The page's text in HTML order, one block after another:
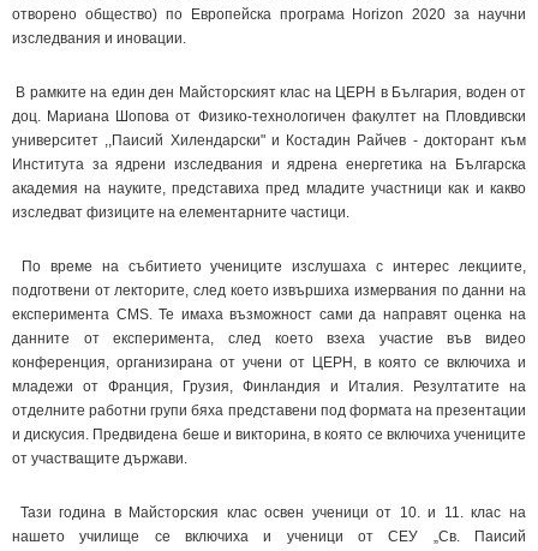
отворено общество) по Европейска програма Horizon 2020 за научни
изследвания и иновации.
В рамките на един ден Майсторският клас на ЦЕРН в България, воден от
доц. Мариана Шопова от Физико-технологичен факултет на Пловдивски
университет ,,Паисий Хилендарски" и Костадин Райчев - докторант към
Института за ядрени изследвания и ядрена енергетика на Българска
академия на науките, представиха пред младите участници как и какво
изследват физиците на елементарните частици.
По време на събитието учениците изслушаха с интерес лекциите,
подготвени от лекторите, след което извършиха измервания по данни на
експеримента CMS. Те имаха възможност сами да направят оценка на
данните от експеримента, след което взеха участие във видео
конференция, организирана от учени от ЦЕРН, в която се включиха и
младежи от Франция, Грузия, Финландия и Италия. Резултатите на
отделните работни групи бяха представени под формата на презентации
и дискусия. Предвидена беше и викторина, в която се включиха учениците
от участващите държави.
Тази година в Майсторския клас освен ученици от 10. и 11. клас на
нашето училище се включиха и ученици от СЕУ „Св. Паисий